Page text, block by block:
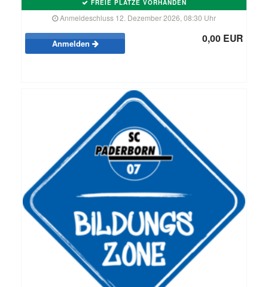
FREIE PLÄTZE VORHANDEN
Anmeldeschluss 12. Dezember 2026, 08:30 Uhr
Anmelden 0,00 EUR